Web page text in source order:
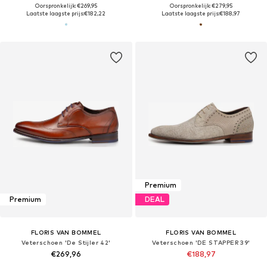
Oorspronkelijk: €269,95
Laatste laagste prijs:€182,22
Oorspronkelijk: €279,95
Laatste laagste prijs:€188,97
Premium
FLORIS VAN BOMMEL
Veterschoen 'De Stijler 42'
€269,96
Premium
DEAL
FLORIS VAN BOMMEL
Veterschoen 'DE STAPPER 39'
€188,97